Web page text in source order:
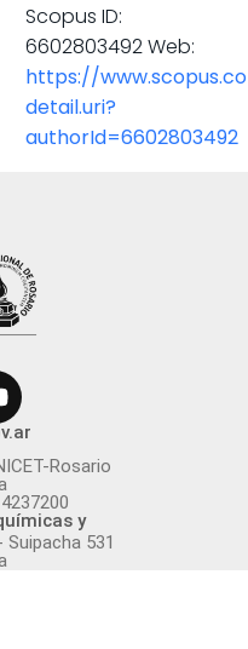
Scopus ID:
6602803492 Web:
https://
detail.uri?
authorId=6602803492
Rosario
y
531